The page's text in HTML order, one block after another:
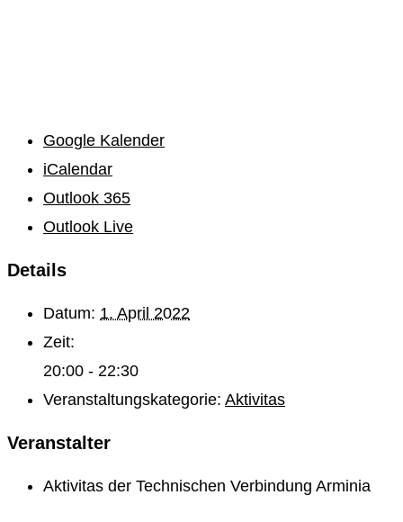
Google Kalender
iCalendar
Outlook 365
Outlook Live
Details
Datum: 1. April 2022
Zeit:
20:00 - 22:30
Veranstaltungskategorie: Aktivitas
Veranstalter
Aktivitas der Technischen Verbindung Arminia